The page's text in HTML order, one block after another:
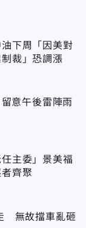
下周「因美對
裁」恐調漲
意午後雷陣雨
主委」景美福
齊聚
無故擋車亂砸